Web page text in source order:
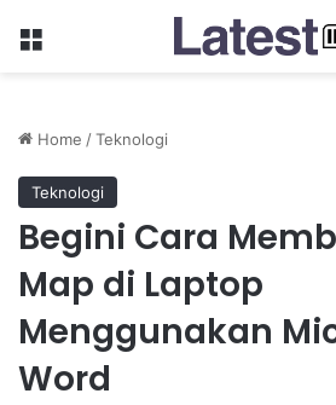
Menu
Home /Teknologi
Teknologi
Begini Cara
Map di Laptop
Menggunakan
Word